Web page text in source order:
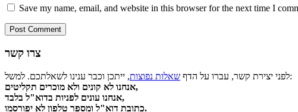
Save my name, email, and website in this browser for the next time I
צרו קשר
לפני יצירת קשר, עברו על הדף שאלות נפוצות
, ייתכן וכבר ענינו לשאלתכם. למשל:
אנחנו לא קונים ולא מוכרים תקליטים,
אנחנו עונים לפניות בדוא"ל בלבד,
כתובת דוא"ל ומספר טלפון לא יפורסמו.